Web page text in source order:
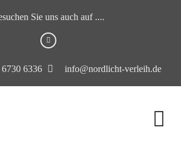
Sie uns auch auf ....
6336 info@nordlicht-verleih.de